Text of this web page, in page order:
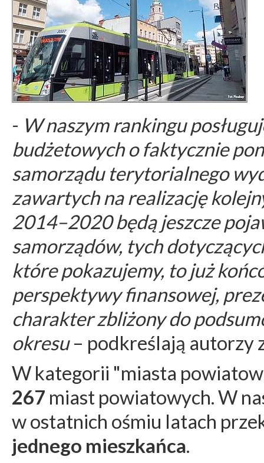
- W naszym rankingu
budżetowych o faktycznie
samorządu terytorialnego
zawartych na realizację
2014–2020 będą jeszcze
samorządów, tych
które pokazujemy, to już
perspektywy finansowej,
charakter zbliżony do
okresu– podkreślają autorzy
W kategorii "miasta
267 miast powiatowych. W
w ostatnich ośmiu latach
jednego mieszkańca.